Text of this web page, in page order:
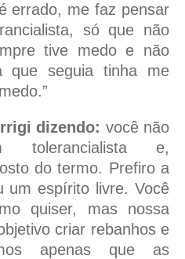
errado, me faz pensar
só que não
tive medo e não
que seguia tinha me
dizendo: você não
e,
do termo. Prefiro a
um espírito livre. Você
quiser, mas nossa
criar rebanhos e
apenas que as